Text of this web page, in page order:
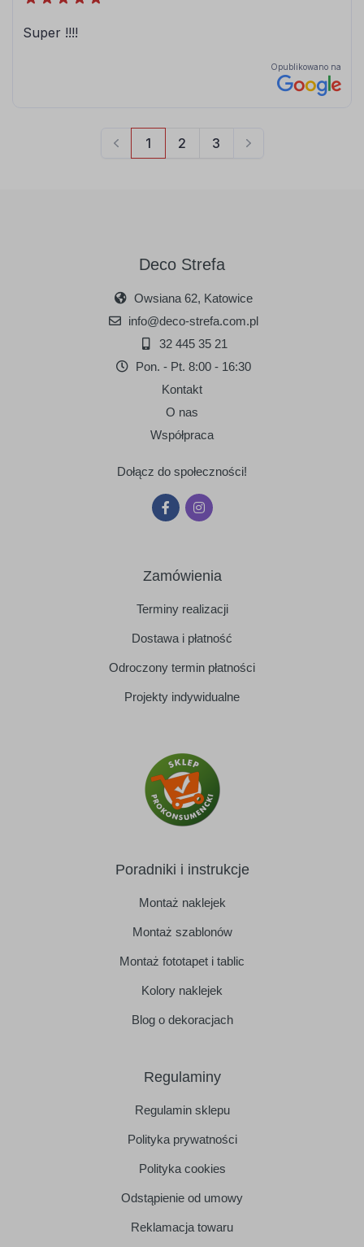
Deco Strefa
Owsiana 62, Katowice
info@deco-strefa.com.pl
32 445 35 21
Pon. - Pt. 8:00 - 16:30
Kontakt
O nas
Współpraca
Dołącz do społeczności!
Zamówienia
Terminy realizacji
Dostawa i płatność
Odroczony termin płatności
Projekty indywidualne
Poradniki i instrukcje
Montaż naklejek
Montaż szablonów
Montaż fototapet i tablic
Kolory naklejek
Blog o dekoracjach
Regulaminy
Regulamin sklepu
Polityka prywatności
Polityka cookies
Odstąpienie od umowy
Reklamacja towaru